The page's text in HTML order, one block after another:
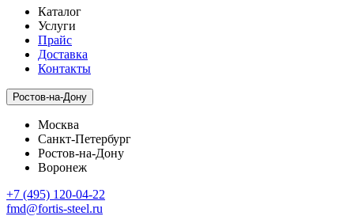
Каталог
Услуги
Прайс
Доставка
Контакты
Ростов-на-Дону
Москва
Санкт-Петербург
Ростов-на-Дону
Воронеж
+7 (495) 120-04-22
fmd@fortis-steel.ru